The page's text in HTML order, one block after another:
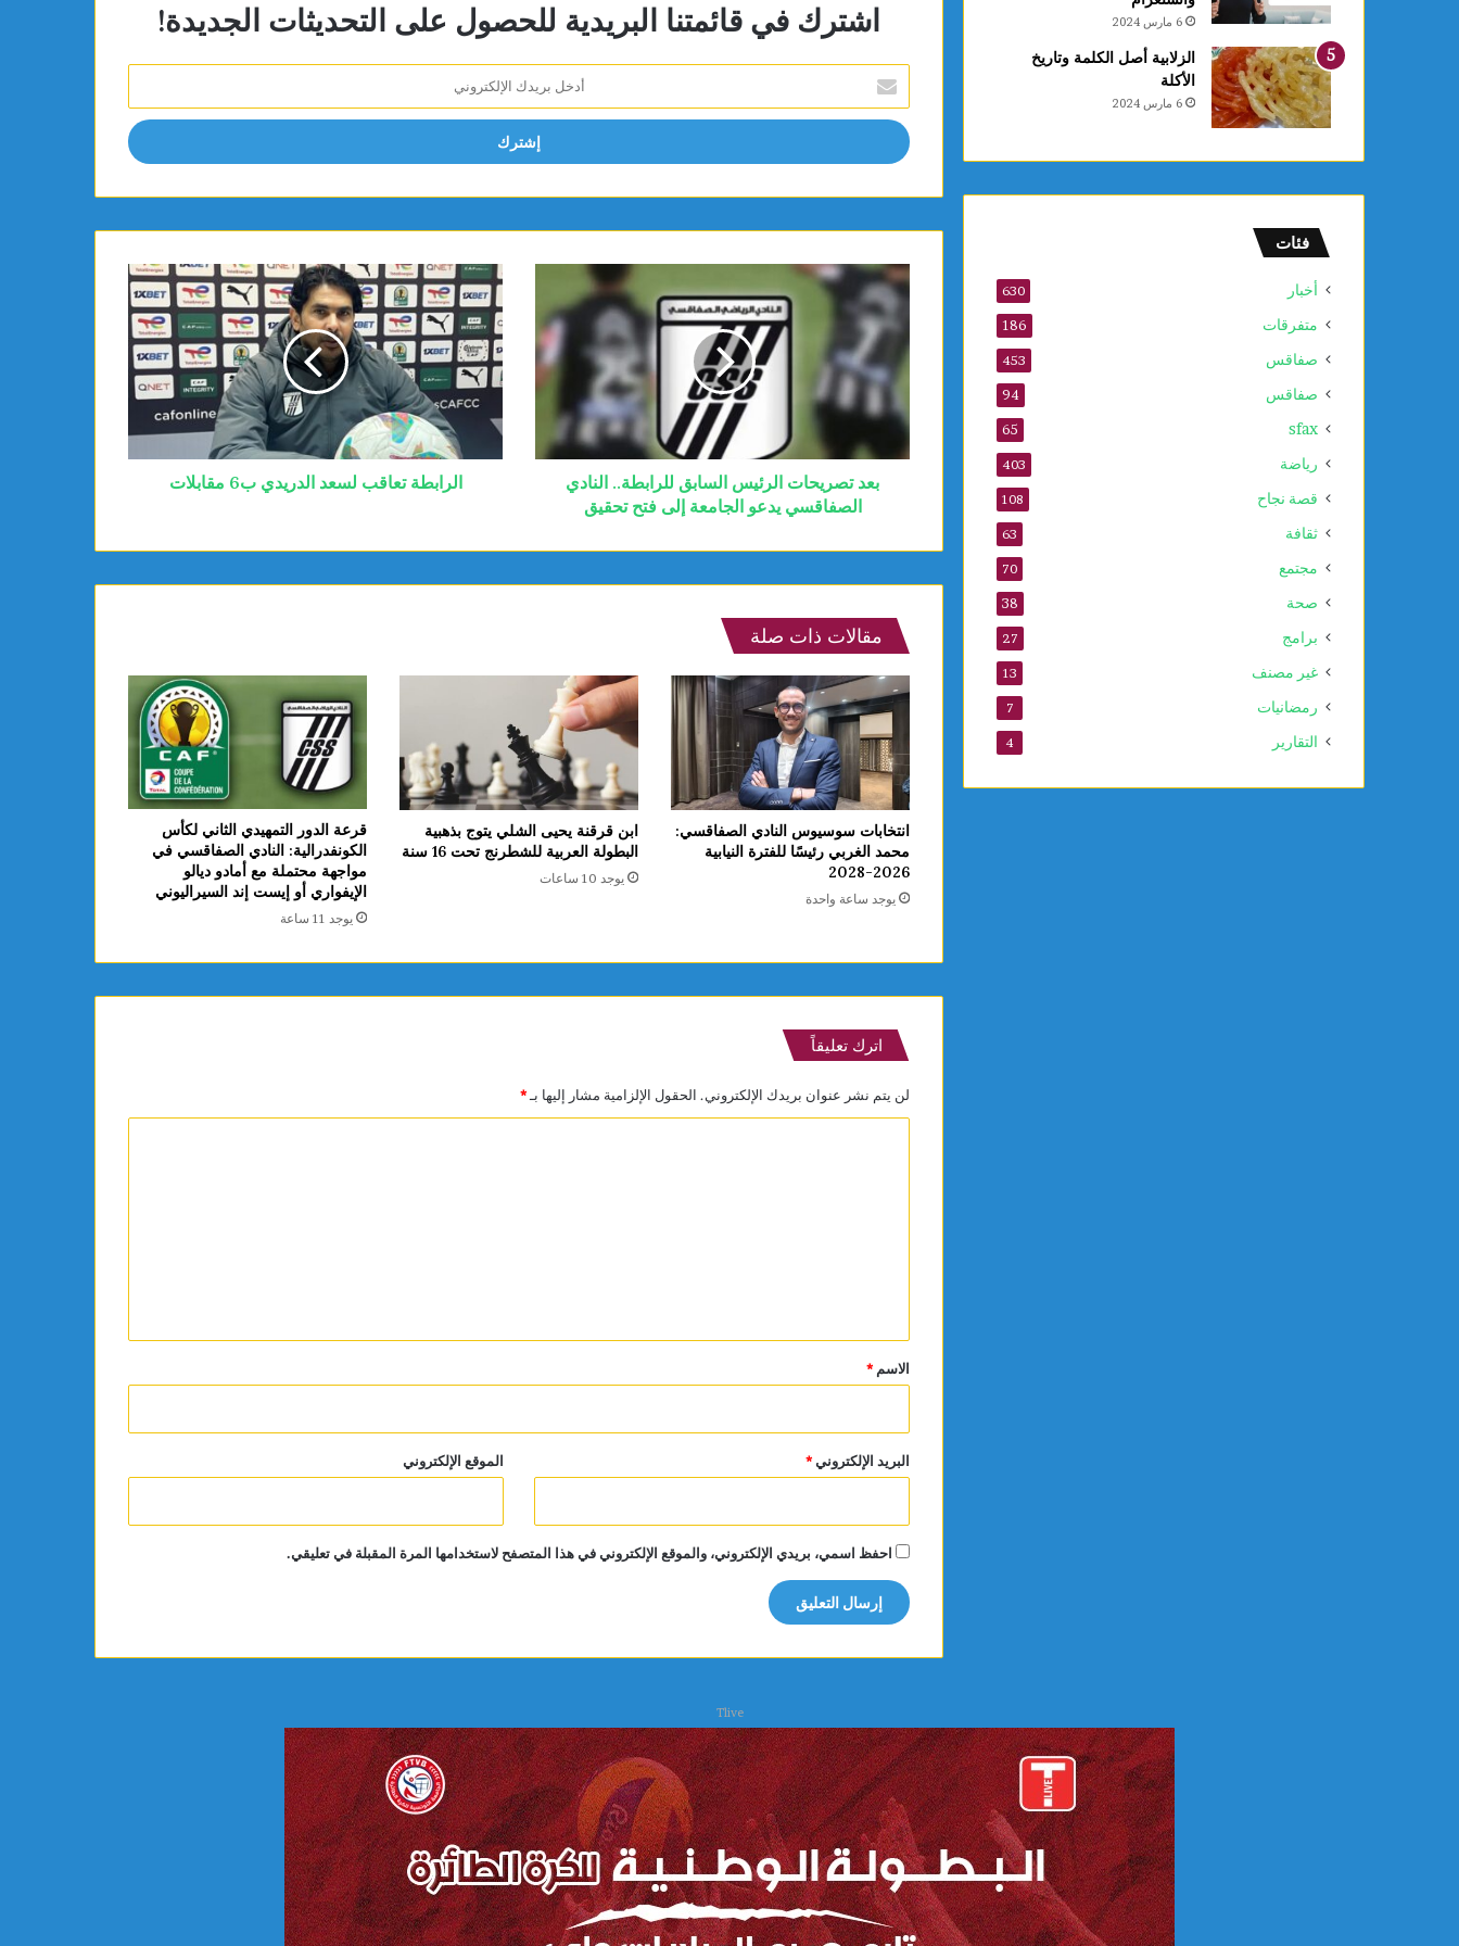
اشترك في قائمتنا البريدية للحصول على التحديثات الجديدة!
بريدك
الإلكتروني
بعد تصريحات الرئيس السابق للرابطة.. النادي
الصفاقسي يدعو الجامعة إلى فتح تحقيق
الرابطة تعاقب لسعد الدريدي ب6 مقابلات
مقالات ذات صلة
انتخابات سوسيوس النادي الصفاقسي:
محمد الغربي رئيسًا للفترة النيابية
2026-2028
يوجد ساعة واحدة
ابن قرقنة يحيى الشلي يتوج بذهبية
البطولة العربية للشطرنج تحت 16 سنة
يوجد 10 ساعات
قرعة الدور التمهيدي الثاني لكأس
الكونفدرالية: النادي الصفاقسي في
مواجهة محتملة مع أمادو ديالو
الإيفواري أو إيست إند السيراليوني
يوجد 11 ساعة
اترك تعليقاً
لن يتم نشر عنوان بريدك الإلكتروني. الحقول الإلزامية مشار إليها بـ*
*
الاسم *
البريد الإلكتروني* الموقع الإلكتروني
احفظ اسمي، بريدي الإلكتروني، والموقع الإلكتروني في هذا المتصفح لاستخدامها المرة المقبلة في تعليقي.
6 مارس 2024
الزلابية أصل الكلمة وتاريخ
الأكلة
6 مارس 2024
فئات
أخبار 630
متفرقات 186
صفاقس 453
صفاقس 94
sfax
65
رياضة 403
قصة نجاح 108
ثقافة 63
مجتمع 70
صحة 38
برامج 27
غير مصنف 13
رمضانيات 7
التقارير 4
Tlive